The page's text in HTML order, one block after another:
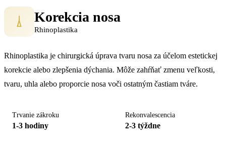
Korekcia nosa
Rhinoplastika
Rhinoplastika je chirurgická úprava tvaru nosa za účelom estetickej
korekcie alebo zlepšenia dýchania. Môže zahŕňať zmenu veľkosti,
tvaru, uhla alebo proporcie nosa voči ostatným častiam tváre.
Trvanie zákroku
1-3 hodiny
Rekonvalescencia
2-3 týždne